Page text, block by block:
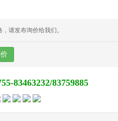
请发布询价给我们。
83463232/83759885